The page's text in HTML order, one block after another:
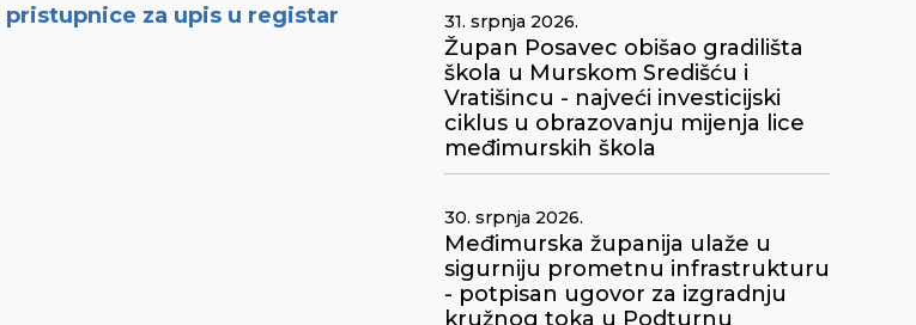
pristupnice za upis u registar
31. srpnja 2026.
Župan Posavec obišao gradilišta
škola u Murskom Središću i
Vratišincu - najveći investicijski
ciklus u obrazovanju mijenja lice
međimurskih škola
30. srpnja 2026.
Međimurska županija ulaže u
sigurniju prometnu infrastrukturu
- potpisan ugovor za izgradnju
kružnog toka u Podturnu